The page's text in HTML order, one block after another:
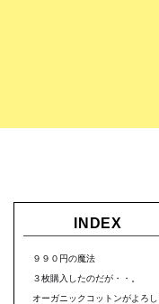
INDEX
９９０円の魔法
３枚購入したのだが・・。
オーガニックコットンがよろし